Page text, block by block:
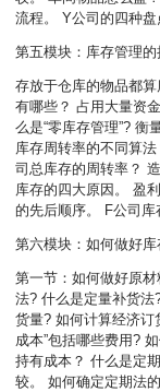
流程。 Y公司的四种盘
第五模块：库存管理的
存放于仓库的物品都
有哪些？ 占用大量资
么是“零库存管理”? 衡
库存周转率的不同算
司总库存的周转率？
库存的四大原因。 盈
的先后顺序。 F公司库
第六模块：如何做好库
第一节：如何做好原
法? 什么是定量补货
货量? 如何计算经济订
成本”包括哪些费用?
持有成本？ 什么是定
较。 如何确定定期法